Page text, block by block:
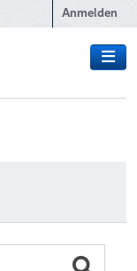
Anmelden